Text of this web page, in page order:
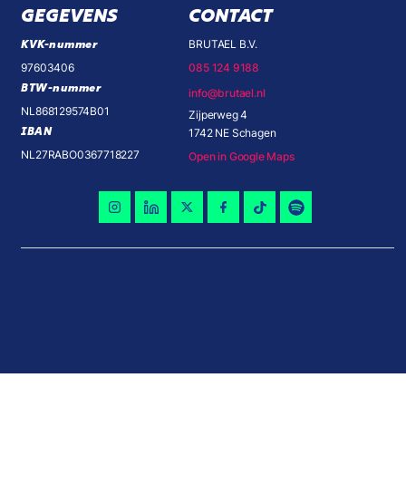
GEGEVENS
KVK-nummer
97603406
BTW-nummer
NL868129574B01
IBAN
NL27RABO0367718227
CONTACT
BRUTAEL B.V.
085 124 9188
info@brutael.nl
Zijperweg 4
1742 NE Schagen
Open in Google Maps